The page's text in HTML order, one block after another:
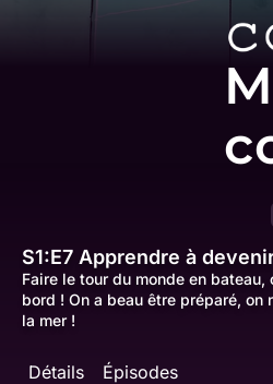
S1:E7 Apprendre à
Faire le tour du monde en
bord ! On a beau être préparé,
la mer !
Détails Épisodes